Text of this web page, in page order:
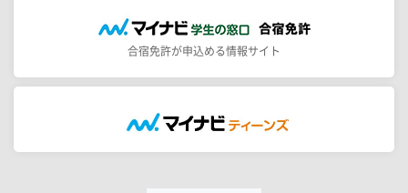
合宿免許が申込める情報サイト